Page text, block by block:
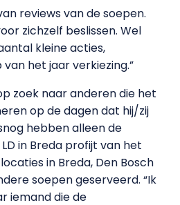
reviews van de soepen.
zichzelf beslissen. Wel
kleine acties,
het jaar verkiezing.”
zoek naar anderen die het
op de dagen dat hij/zij
hebben alleen de
in Breda profijt van het
in Breda, Den Bosch
soepen geserveerd. “Ik
iemand die de